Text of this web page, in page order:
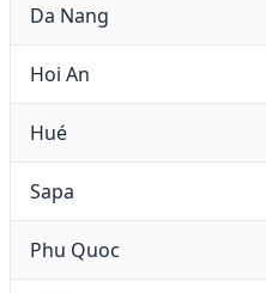
Da Nang
Hoi An
Hué
Sapa
Phu Quoc